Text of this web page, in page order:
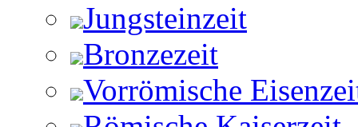
Jungsteinzeit
Bronzezeit
Vorrömische